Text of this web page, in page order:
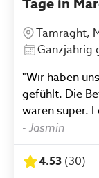
Tamraght,
Ganzjährig
"Wir haben
gefühlt. Die
waren super.
Wetters nur
organisiert.
beim
- Jasmin
4.53 (30)